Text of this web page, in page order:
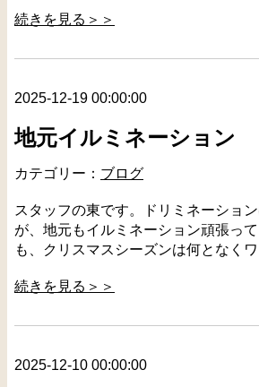
続きを見る＞＞
2025-12-19 00:00:00
地元イルミネーション
カテゴリー： ブログ
スタッフの東です。ドリミネーショ
が、地元もイルミネーション頑張っ
も、クリスマスシーズンは何となくワ
続きを見る＞＞
2025-12-10 00:00:00